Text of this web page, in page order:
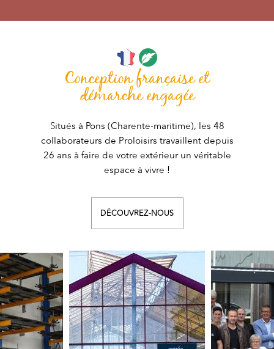
Conception française et
démarche engagée
Situés à Pons (Charente-maritime), les 48
collaborateurs de Proloisirs travaillent depuis
26 ans à faire de votre extérieur un véritable
espace à vivre !
DÉCOUVREZ-NOUS